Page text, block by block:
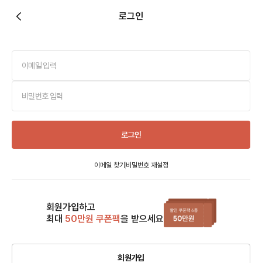
로그인
로그인
이메일 찾기 비밀번호 재설정
회원가입하고
최대 50만원 쿠폰팩을 받으세요
회원가입